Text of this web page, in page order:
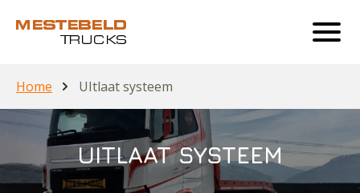
Home UItlaat systeem
UITLAAT SYSTEEM